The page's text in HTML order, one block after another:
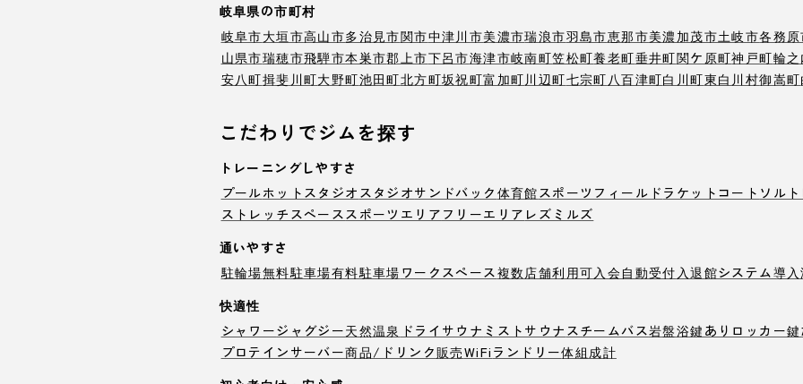
岐阜県の市町村
岐阜市大垣市高山市多治見市関市中津川市美濃市瑞浪市羽島市恵那市美濃加茂市土岐市各務原
山県市瑞穂市飛騨市本巣市郡上市下呂市海津市岐南町笠松町養老町垂井町関ケ原町神戸町輪
安八町揖斐川町大野町池田町北方町坂祝町富加町川辺町七宗町 八百津町白川町東白川村御嵩町
こだわりでジムを探す
トレーニングしやすさ
プールホットスタジオ スタジオサンドバック 体育館スポーツフィールド ラケットコート ソル
ストレッチスペーススポーツエリア フリーエリア レズミルズ
通いやすさ
駐輪場無料駐車場有料駐車場 ワークスペース複数店舗利用可入会自動受付 入退館システム導入
快適性
シャワージャグジー天然温泉 ドライサウナ ミストサウナ スチームバス岩盤浴鍵ありロッカー
プロテインサーバー商品/ドリンク販売WiFi ランドリー体組成計